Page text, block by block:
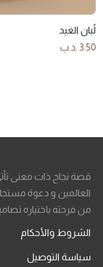
لُبان الغيد
3.50 .د.ب
قصة نجاح ذات معنى
العالمين و دعوة
من فرحته باختياره
الشروط والأحكام
سياسة التوصيل